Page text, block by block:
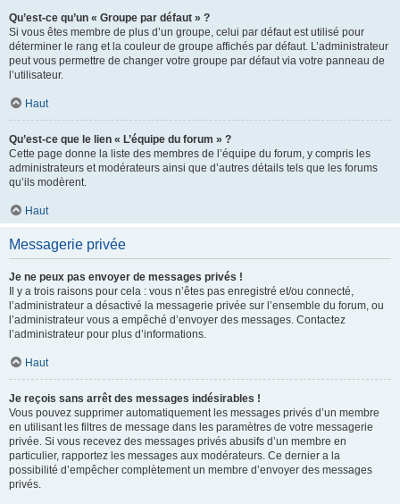
Qu’est-ce qu’un « Groupe par défaut » ?
Si vous êtes membre de plus d’un groupe, celui par défaut est utilisé pour
déterminer le rang et la couleur de groupe affichés par défaut. L’administrateur
peut vous permettre de changer votre groupe par défaut via votre panneau de
l’utilisateur.
Haut
Qu’est-ce que le lien « L’équipe du forum » ?
Cette page donne la liste des membres de l’équipe du forum, y compris les
administrateurs et modérateurs ainsi que d’autres détails tels que les forums
qu’ils modèrent.
Haut
Messagerie privée
Je ne peux pas envoyer de messages privés !
Il y a trois raisons pour cela : vous n’êtes pas enregistré et/ou connecté,
l’administrateur a désactivé la messagerie privée sur l’ensemble du forum, ou
l’administrateur vous a empêché d’envoyer des messages. Contactez
l’administrateur pour plus d’informations.
Haut
Je reçois sans arrêt des messages indésirables !
Vous pouvez supprimer automatiquement les messages privés d’un membre
en utilisant les filtres de message dans les paramètres de votre messagerie
privée. Si vous recevez des messages privés abusifs d’un membre en
particulier, rapportez les messages aux modérateurs. Ce dernier a la
possibilité d’empêcher complètement un membre d’envoyer des messages
privés.